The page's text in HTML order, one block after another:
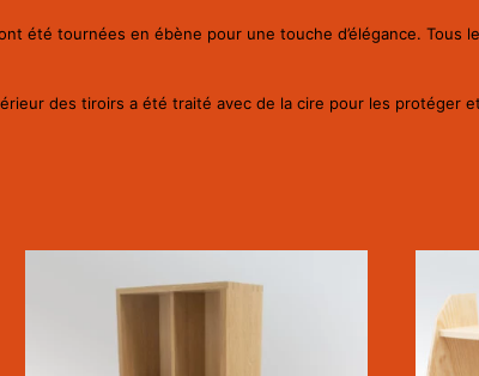
été tournées en ébène pour une touche d’élégance. Tous
des tiroirs a été traité avec de la cire pour les protéger